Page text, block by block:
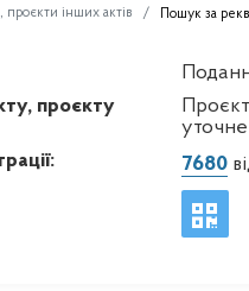
проєкти інших актів Пошук за
проєкту
7680